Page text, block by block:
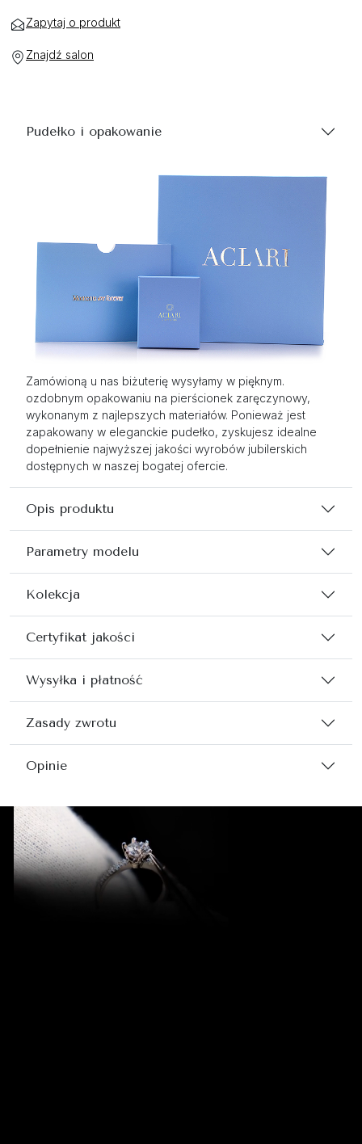
Zapytaj o produkt
Znajdź salon
Pudełko i opakowanie
Zamówioną u nas biżuterię wysyłamy w pięknym.
ozdobnym opakowaniu na pierścionek zaręczynowy,
wykonanym z najlepszych materiałów. Ponieważ jest
zapakowany w eleganckie pudełko, zyskujesz idealne
dopełnienie najwyższej jakości wyrobów jubilerskich
dostępnych w naszej bogatej ofercie.
Opis produktu
Parametry modelu
Kolekcja
Certyfikat jakości
Wysyłka i płatność
Zasady zwrotu
Opinie